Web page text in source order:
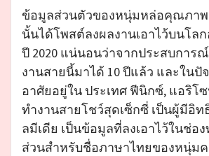
ข้อมูลส่วนตัวของหนุ่มหล่อคุณภาพ
นั้นได้โพสต์ลงผลงานเอาไว้บนโล
ปี 2020 แน่นอนว่าจากประสบการ
งานสายนี้มาได้ 10 ปีแล้ว และในปั
อาศัยอยู่ใน ประเทศ ฟีนิกซ์, แอริโ
ทำงานสายโชว์สุดเซ็กซี่ เป็นผู้มีอิท
ลมีเดีย เป็นข้อมูลที่ลงเอาไว้ในช่อ
ส่วนสำหรับชื่อภาษาไทยของหนุ่ม